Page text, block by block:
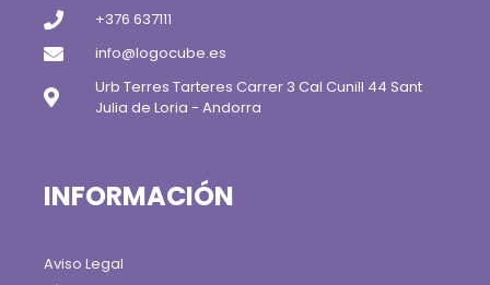
+376 637111
info@logocube.es
Urb Terres Tarteres Carrer 3 Cal Cunill 44 Sant
Julia de Loria - Andorra
INFORMACIÓN
Aviso Legal